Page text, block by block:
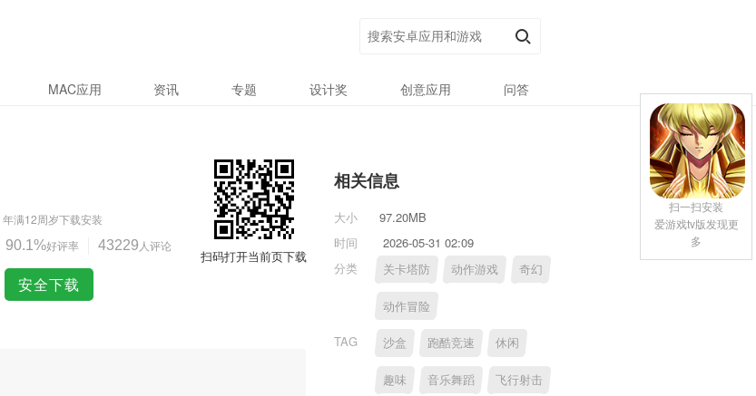
MAC应用 资讯 专题 设计奖 创意应用 问答
年满12周岁下载安装
90.1%好评率 43229 人评论
安全下载
扫码打开当前页下载
相关信息
大小
97.20MB
时间
2026-05-31 02:09
分类
关卡塔防 动作游戏 奇幻
动作冒险
TAG 沙盒 跑酷竞速 休闲
趣味 音乐舞蹈 飞行射击
扫一扫安装
爱游戏tv版发现更
多